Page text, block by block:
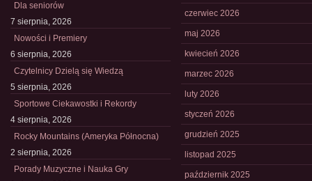
Dla seniorów
7 sierpnia, 2026
Nowości i Premiery
6 sierpnia, 2026
Czytelnicy Dzielą się Wiedzą
5 sierpnia, 2026
Sportowe Ciekawostki i Rekordy
4 sierpnia, 2026
Rocky Mountains (Ameryka Północna)
2 sierpnia, 2026
Porady Muzyczne i Nauka Gry
czerwiec 2026
maj 2026
kwiecień 2026
marzec 2026
luty 2026
styczeń 2026
grudzień 2025
listopad 2025
październik 2025